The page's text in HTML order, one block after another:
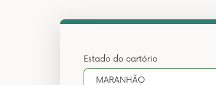
Estado do cartório
MARANHÃO